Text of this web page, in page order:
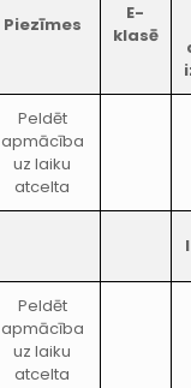
Piezīmes
E-
klasē
Peldēt
apmācība
uz laiku
atcelta
Peldēt
apmācība
uz laiku
atcelta